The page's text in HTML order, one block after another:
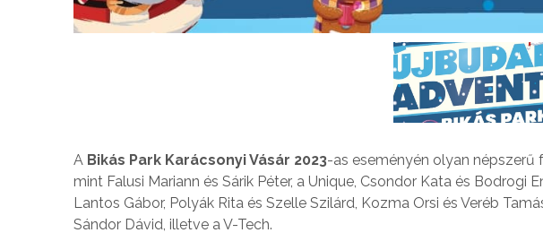
A Bikás Park Karácsonyi Vásár 2023-as eseményén olyan
mint Falusi Mariann és Sárik Péter, a Unique, Csondor Kata és Bodrogi
Lantos Gábor, Polyák Rita és Szelle Szilárd, Kozma Orsi és Veréb
Sándor Dávid, illetve a V-Tech.